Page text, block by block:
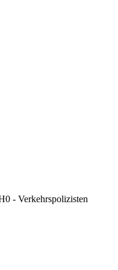
- Verkehrspolizisten